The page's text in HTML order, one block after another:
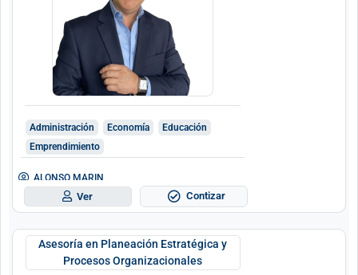
Administración Economía
Educación
Emprendimiento
ALONSO MARIN
Ver Contizar
Asesoría en Planeación Estratégica y
Procesos Organizacionales